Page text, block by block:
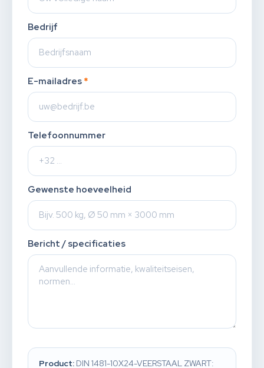
Bedrijf
E-mailadres *
Telefoonnummer
Gewenste hoeveelheid
Bericht / specificaties
Product: DIN 1481-10X24-VEERSTAAL ZWART: